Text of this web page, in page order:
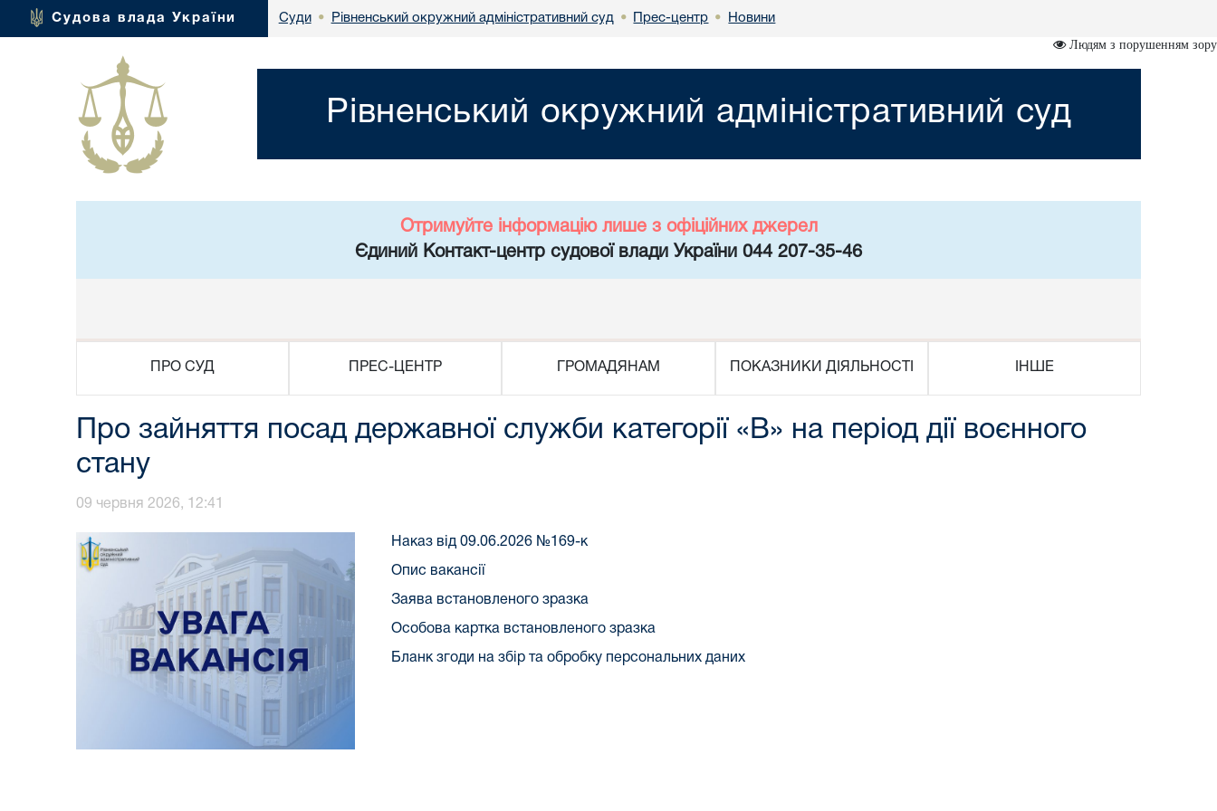
Судова влада України Суди • Рівненський окружний адміністративний суд • Прес-центр • Новини
Людям з порушенням зору
Рівненський окружний адміністративний суд
Отримуйте інформацію лише з офіційних джерел
Єдиний Контакт-центр судової влади України 044 207-35-46
ПРО СУД ПРЕС-ЦЕНТР ГРОМАДЯНАМ ПОКАЗНИКИ ДІЯЛЬНОСТІ ІНШЕ
Про зайняття посад державної служби категорії «В» на період дії воєнного
стану
09 червня 2026, 12:41
Наказ від 09.06.2026 №169-к
Опис вакансії
Заява встановленого зразка
Особова картка встановленого зразка
Бланк згоди на збір та обробку персональних даних